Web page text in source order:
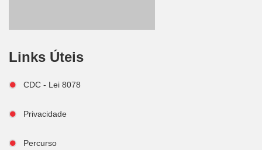
Links Úteis
CDC - Lei 8078
Privacidade
Percurso